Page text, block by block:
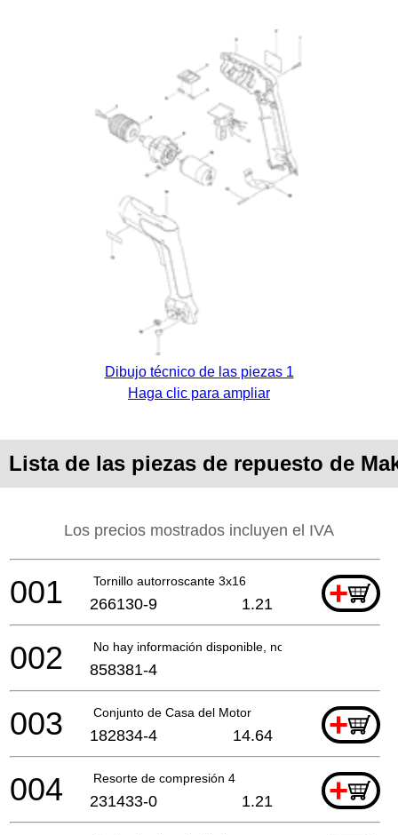
Dibujo técnico de las piezas 1
Haga clic para ampliar
Lista de las piezas de repuesto de
Los precios mostrados incluyen el IVA
Tornillo autorroscante 3x16 +
001 266130-9 1.21
No hay información disponible, no se puede pedir
002 858381-4
Conjunto de Casa del Motor +
003 182834-4 14.64
Resorte de compresión 4 +
004 231433-0 1.21